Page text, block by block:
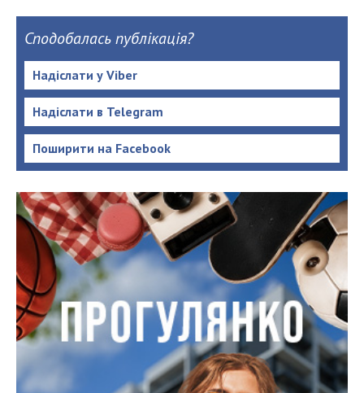
Сподобалась публікація?
Надіслати у Viber
Надіслати в Telegram
Поширити на Facebook